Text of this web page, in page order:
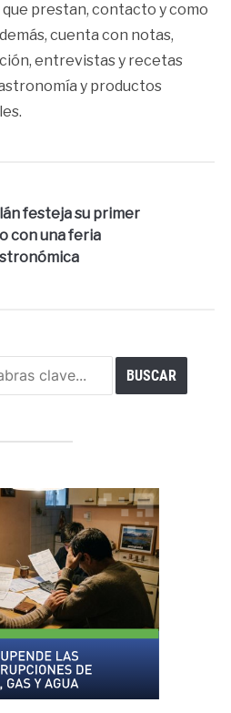
prestan, contacto y como
cuenta con notas,
entrevistas y recetas
y productos
festeja su primer
con una feria